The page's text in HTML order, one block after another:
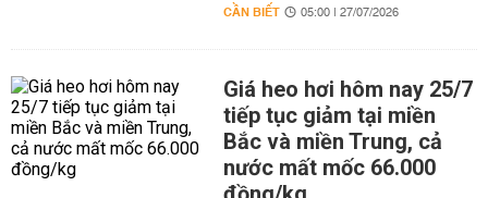
CẦN BIẾT 05:00 | 27/07/2026
Giá heo hơi hôm nay 25/7
tiếp tục giảm tại miền
Bắc và miền Trung, cả
nước mất mốc 66.000